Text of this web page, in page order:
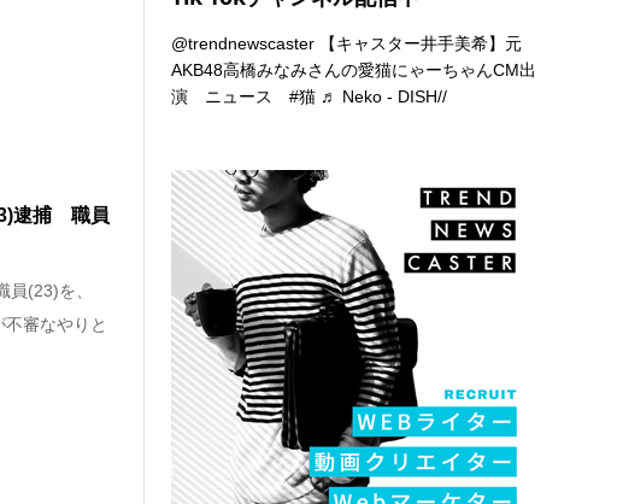
逮捕 職員
(23)を、
審なやりと
@trendnewscaster 【キャスター井手美希】元
AKB48高橋みなみさんの愛猫にゃーちゃんCM出
演 ニュース#猫 ♬ Neko - DISH//